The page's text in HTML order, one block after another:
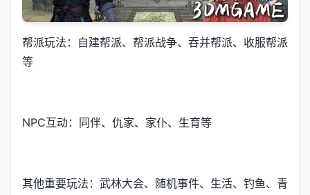
帮派玩法：自建帮派、帮派战争、吞并帮派、收服帮派
等
NPC互动：同伴、仇家、家仆、生育等
其他重要玩法：武林大会、随机事件、生活、钓鱼、青